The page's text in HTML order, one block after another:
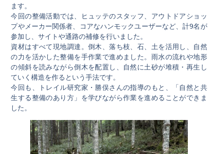
ます。
今回の整備活動では、ヒュッテのスタッフ、アウトドアショッ
プやメーカー関係者、コアなハンモックユーザーなど、計9名が
参加し、サイトや通路の補修を行いました。
資材はすべて現地調達。倒木、落ち枝、石、土を活用し、自然
の力を活かした整備を手作業で進めました。雨水の流れや地形
の傾斜を読みながら倒木を配置し、自然に土砂が堆積・再生し
ていく構造を作るという手法です。
今回も、トレイル研究家・勝俣さんの指導のもと、「自然と共
生する整備のあり方」を学びながら作業を進めることができま
した。